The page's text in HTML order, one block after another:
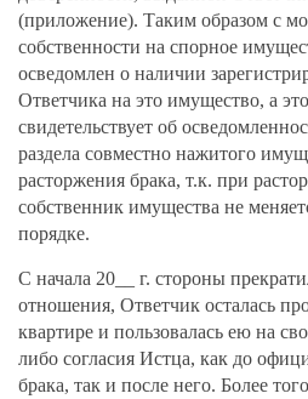
(приложение). Таким образом с
собственности на спорное
осведомлен о наличии
Ответчика на это имущество, а
свидетельствует об
раздела совместно нажитого
расторжения брака, т.к. при
собственник имущества не
порядке.
С начала 20__ г. стороны
отношения, Ответчик осталась
квартире и пользовалась ею на
либо согласия Истца, как до
брака, так и после него. Более